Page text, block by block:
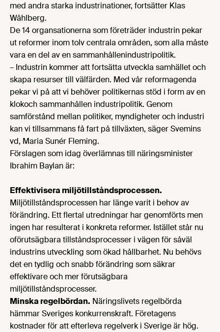
med andra starka industrinationer, fortsätter Klas
Wåhlberg.
De 14 organsationerna som företräder industrin pekar
ut reformer inom tolv centrala områden, som alla måste
vara en del av en sammanhållenindustripolitik.
– Industrin kommer att fortsätta utveckla samhället och
skapa resurser till välfärden. Med vår reformagenda
pekar vi på att vi behöver politikernas stöd i form av en
klokoch sammanhållen industripolitik. Genom
samförstånd mellan politiker, myndigheter och industri
kan vi tillsammans få fart på tillväxten, säger Svemins
vd, Maria Sunér Fleming.
Förslagen som idag överlämnas till näringsminister
Ibrahim Baylan är:
Effektivisera miljötillståndsprocessen.
Miljötillståndsprocessen har länge varit i behov av
förändring. Ett flertal utredningar har genomförts men
ingen har resulterat i konkreta reformer. Istället står nu
oförutsägbara tillståndsprocesser i vägen för såväl
industrins utveckling som ökad hållbarhet. Nu behövs
det en tydlig och snabb förändring som säkrar
effektivare och mer förutsägbara
miljötillståndsprocesser.
Minska regelbördan. Näringslivets regelbörda
hämmar Sveriges konkurrenskraft. Företagens
kostnader för att efterleva regelverk i Sverige är hög.